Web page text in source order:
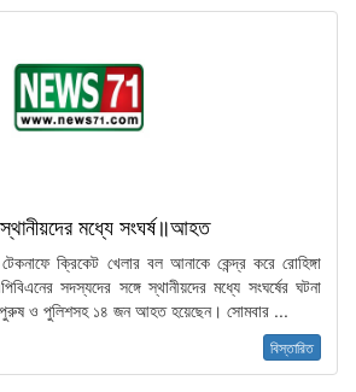
মধ্যে সংঘর্ষ॥আহত
ক্রিকেট খেলার বল আনাকে কেন্দ্র করে রোহিঙ্গা
সদস্যদের সঙ্গে স্থানীয়দের মধ্যে সংঘর্ষের ঘটনা
পুরুষ ও পুলিশসহ ১৪ জন আহত হয়েছেন। সোমবার ...
বিস্তারিত